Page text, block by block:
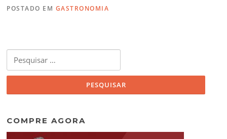
POSTADO EM GASTRONOMIA
por:
COMPRE AGORA